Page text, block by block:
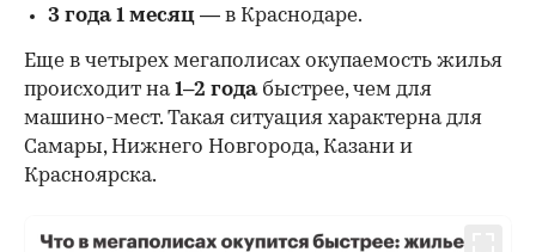
3 года 1 месяц — в Краснодаре.
Еще в четырех мегаполисах окупаемость жилья
происходит на1–2 годабыстрее, чем для
машино-мест. Такая ситуация характерна для
Самары, Нижнего Новгорода, Казани и
Красноярска.